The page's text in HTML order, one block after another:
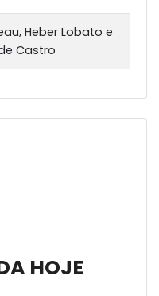
Heber Lobato e
Castro
HOJE